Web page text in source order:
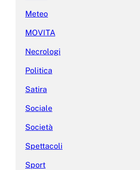
Meteo
MOVITA
Necrologi
Politica
Satira
Sociale
Società
Spettacoli
Sport